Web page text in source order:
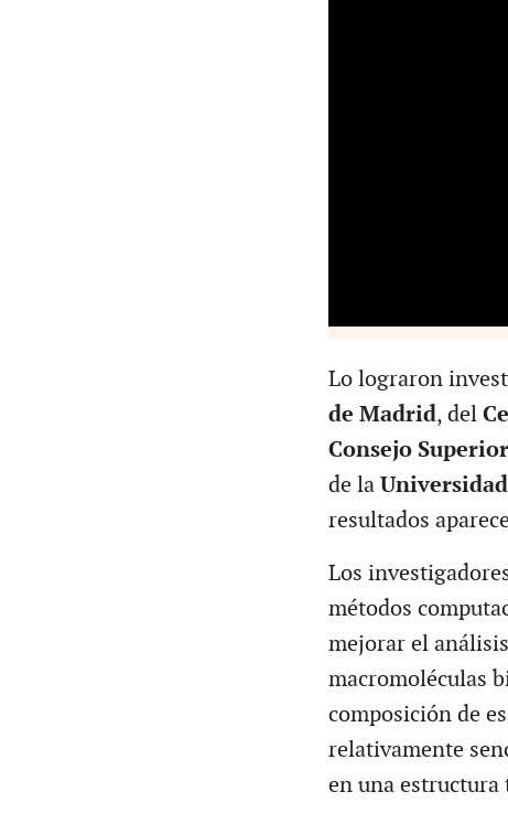
Lo lograron
de Madrid, del
Consejo
de la
resultados
Los
métodos
mejorar el
macromoléculas
composición de
relativamente
en una